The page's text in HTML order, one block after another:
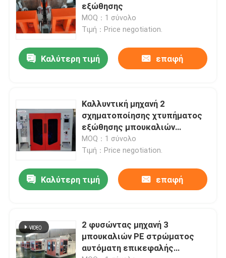
εξώθησης
MOQ：1 σύνολο
Τιμή：Price negotiation.
Καλύτερη τιμή επαφή
Καλλυντική μηχανή 2
σχηματοποίησης χτυπήματος
εξώθησης μπουκαλιών
επικεφαλής διπλός σταθμός
10ml
MOQ：1 σύνολο
Τιμή：Price negotiation.
Καλύτερη τιμή επαφή
2 φυσώντας μηχανή 3
μπουκαλιών PE στρώματος
αυτόματη επικεφαλής